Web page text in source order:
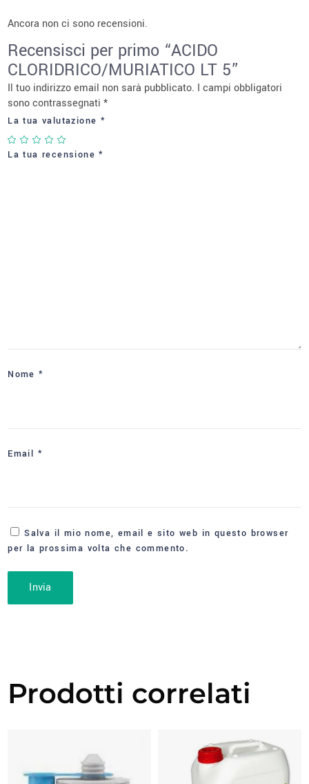
Ancora non ci sono recensioni.
Recensisci per primo “ACIDO
CLORIDRICO/MURIATICO LT 5”
Il tuo indirizzo email non sarà pubblicato. I campi obbligatori
sono contrassegnati*
La tua valutazione *
La tua recensione*
Nome*
Email *
Salva il mio nome, email e sito web in questo browser
per la prossima volta che commento.
Prodotti correlati